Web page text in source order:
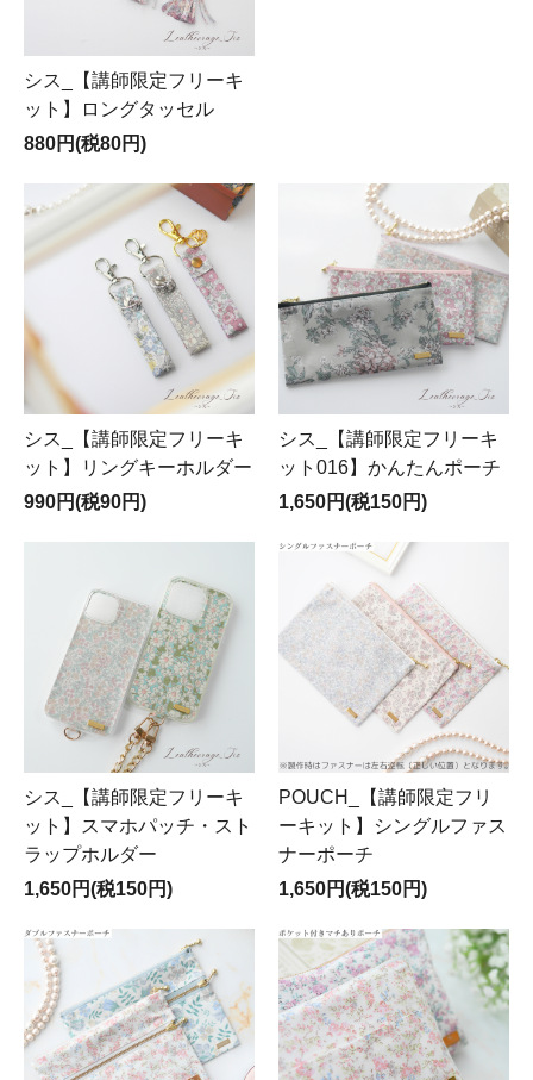
シス_【講師限定フリーキ
ット】ロングタッセル
880円(税80円)
シス_【講師限定フリーキ
ット】リングキーホルダー
990円(税90円)
シス_【講師限定フリーキ
ット016】かんたんポーチ
1,650円(税150円)
シス_【講師限定フリーキ
ット】スマホパッチ・スト
ラップホルダー
1,650円(税150円)
POUCH_【講師限定フリ
ーキット】シングルファス
ナーポーチ
1,650円(税150円)